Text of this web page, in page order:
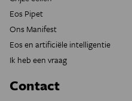
Eos Pipet
Ons Manifest
Eos en artificiële intelligentie
Ik heb een vraag
Contact